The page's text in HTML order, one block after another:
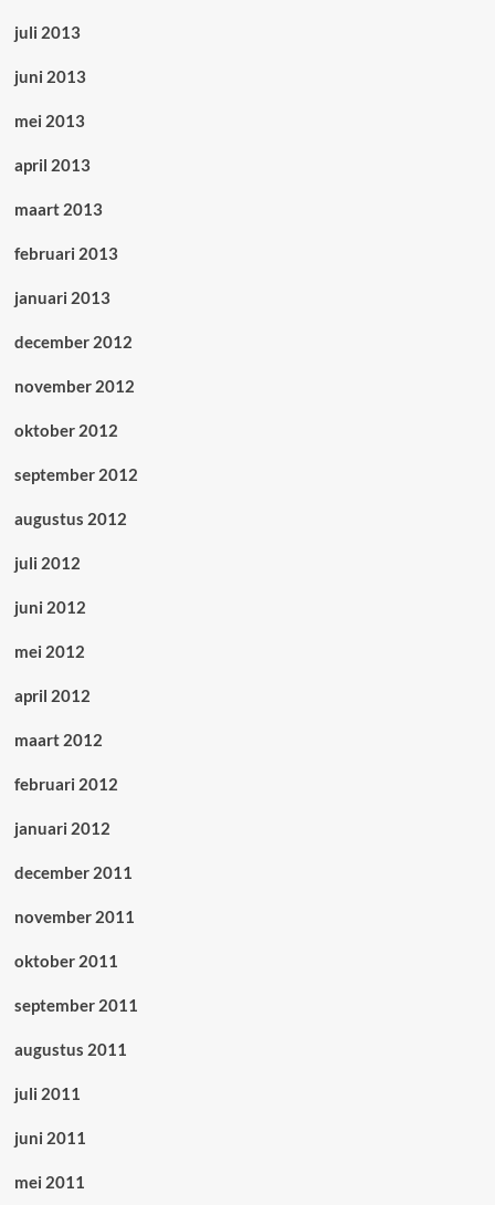
juli 2013
juni 2013
mei 2013
april 2013
maart 2013
februari 2013
januari 2013
december 2012
november 2012
oktober 2012
september 2012
augustus 2012
juli 2012
juni 2012
mei 2012
april 2012
maart 2012
februari 2012
januari 2012
december 2011
november 2011
oktober 2011
september 2011
augustus 2011
juli 2011
juni 2011
mei 2011